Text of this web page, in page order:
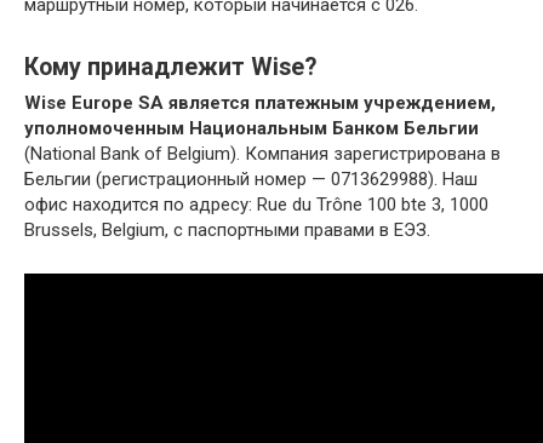
маршрутный номер, который начинается с 026.
Кому принадлежит Wise?
Wise Europe SA является платежным учреждением,
уполномоченным Национальным Банком Бельгии
(National Bank of Belgium). Компания зарегистрирована в
Бельгии (регистрационный номер — 0713629988). Наш
офис находится по адресу: Rue du Trône 100 bte 3, 1000
Brussels, Belgium, с паспортными правами в ЕЭЗ.